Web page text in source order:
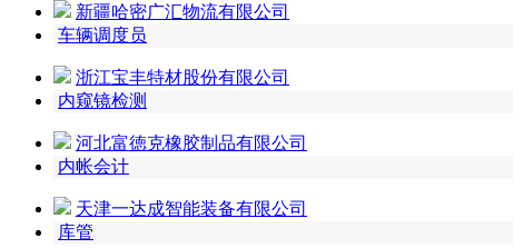
新疆哈密广汇物流有限公司
车辆调度员
浙江宝丰特材股份有限公司
内窥镜检测
河北富徳克橡胶制品有限公司
内帐会计
天津一达成智能装备有限公司
库管